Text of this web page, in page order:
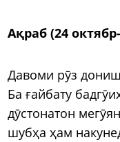
Ақраб (24
Давоми рӯз
Ба ғайбату
дӯстонатон
шубҳа ҳам